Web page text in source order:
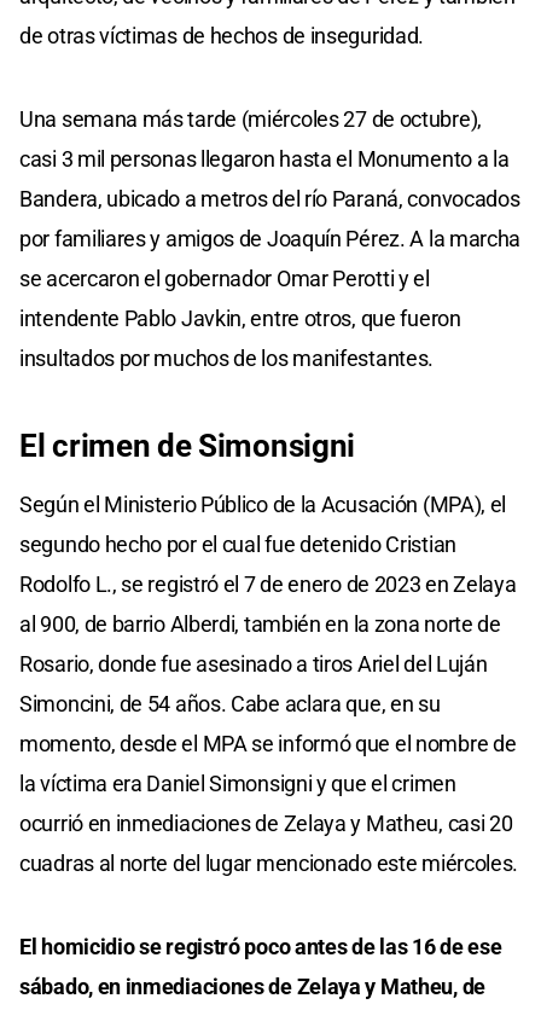
de otras víctimas de hechos de inseguridad.
Una semana más tarde (miércoles 27 de octubre),
casi 3 mil personas llegaron hasta el Monumento a la
Bandera, ubicado a metros del río Paraná, convocados
por familiares y amigos de Joaquín Pérez. A la marcha
se acercaron el gobernador Omar Perotti y el
intendente Pablo Javkin, entre otros, que fueron
insultados por muchos de los manifestantes.
El crimen de Simonsigni
Según el Ministerio Público de la Acusación (MPA), el
segundo hecho por el cual fue detenido Cristian
Rodolfo L., se registró el 7 de enero de 2023 en Zelaya
al 900, de barrio Alberdi, también en la zona norte de
Rosario, donde fue asesinado a tiros Ariel del Luján
Simoncini, de 54 años. Cabe aclara que, en su
momento, desde el MPA se informó que el nombre de
la víctima era Daniel Simonsigni y que el crimen
ocurrió en inmediaciones de Zelaya y Matheu, casi 20
cuadras al norte del lugar mencionado este miércoles.
El homicidio se registró poco antes de las 16 de ese
sábado, en inmediaciones de Zelaya y Matheu, de